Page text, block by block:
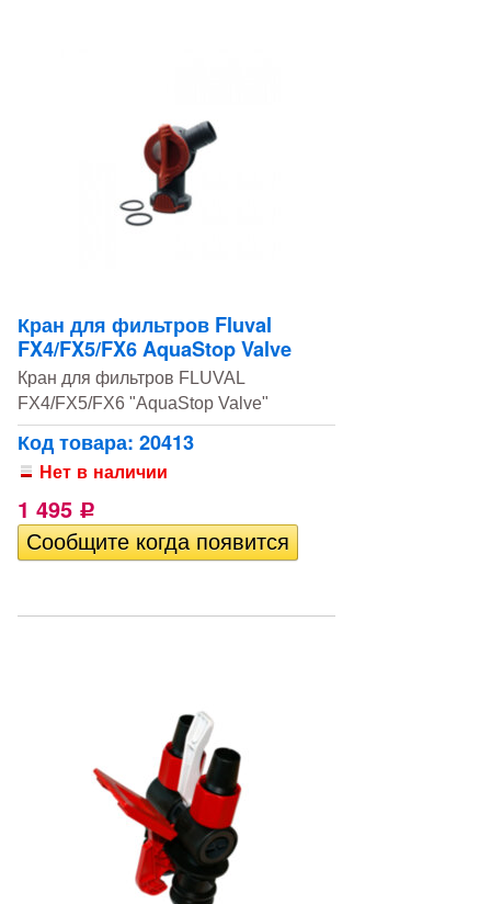
Кран для фильтров Fluval
FX4/FX5/FX6 AquaStop Valve
Кран для фильтров FLUVAL
FX4/FX5/FX6 "AquaStop Valve"
Код товара: 20413
Нет в наличии
1 495 Р